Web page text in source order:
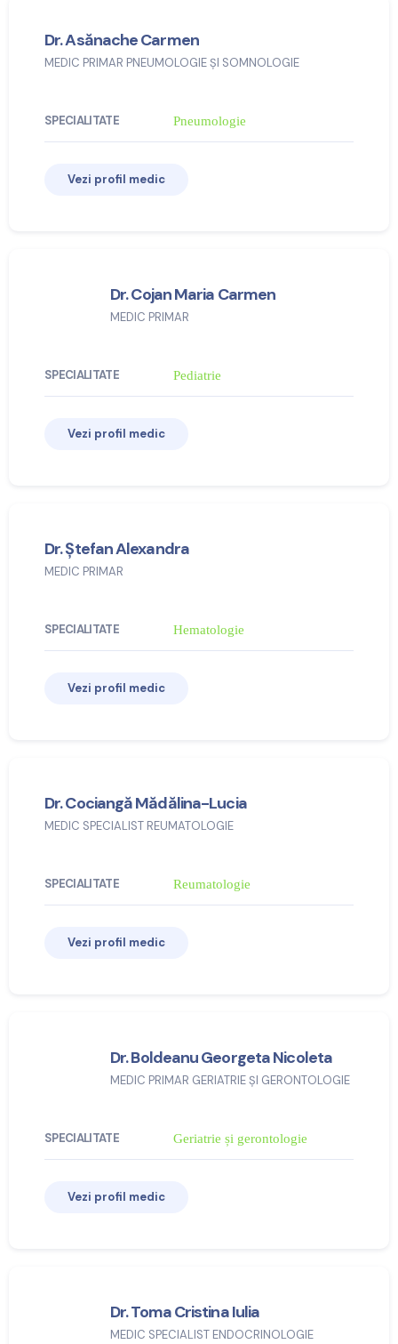
Dr. Asănache Carmen
MEDIC PRIMAR PNEUMOLOGIE ȘI SOMNOLOGIE
SPECIALITATE Pneumologie
Vezi profil medic
Dr. Cojan Maria Carmen
MEDIC PRIMAR
SPECIALITATE Pediatrie
Vezi profil medic
Dr. Ștefan Alexandra
MEDIC PRIMAR
SPECIALITATE Hematologie
Vezi profil medic
Dr. Cociangă Mădălina-Lucia
MEDIC SPECIALIST REUMATOLOGIE
SPECIALITATE Reumatologie
Vezi profil medic
Dr. Boldeanu Georgeta Nicoleta
MEDIC PRIMAR GERIATRIE ȘI GERONTOLOGIE
SPECIALITATE Geriatrie și gerontologie
Vezi profil medic
Dr. Toma Cristina Iulia
MEDIC SPECIALIST ENDOCRINOLOGIE